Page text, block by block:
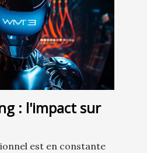
: l'impact sur
est en constante